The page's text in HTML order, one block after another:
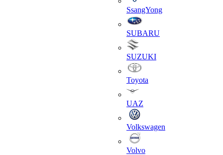
SsangYong
SUBARU
SUZUKI
Toyota
UAZ
Volkswagen
Volvo